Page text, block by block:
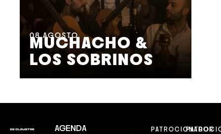
08 AGOSTO
MUCHACHO &
LOS SOBRINOS
AGENDA
PATROCIONADOR